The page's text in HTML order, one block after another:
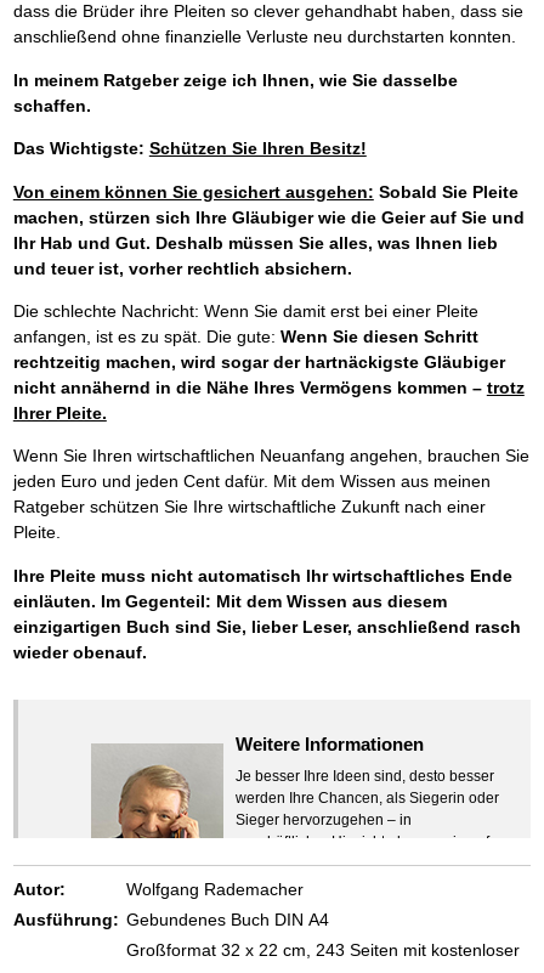
dass die Brüder ihre Pleiten so clever gehandhabt haben, dass sie
anschließend ohne finanzielle Verluste neu durchstarten konnten.
In meinem Ratgeber zeige ich Ihnen, wie Sie dasselbe
schaffen.
Das Wichtigste: Schützen Sie Ihren Besitz!
Von einem können Sie gesichert ausgehen: Sobald Sie Pleite
machen, stürzen sich Ihre Gläubiger wie die Geier auf Sie und
Ihr Hab und Gut. Deshalb müssen Sie alles, was Ihnen lieb
und teuer ist, vorher rechtlich absichern.
Die schlechte Nachricht: Wenn Sie damit erst bei einer Pleite
anfangen, ist es zu spät. Die gute: Wenn Sie diesen Schritt
rechtzeitig machen, wird sogar der hartnäckigste Gläubiger
nicht annähernd in die Nähe Ihres Vermögens kommen – trotz
Ihrer Pleite.
Wenn Sie Ihren wirtschaftlichen Neuanfang angehen, brauchen Sie
jeden Euro und jeden Cent dafür. Mit dem Wissen aus meinen
Ratgeber schützen Sie Ihre wirtschaftliche Zukunft nach einer
Pleite.
Ihre Pleite muss nicht automatisch Ihr wirtschaftliches Ende
einläuten. Im Gegenteil: Mit dem Wissen aus diesem
einzigartigen Buch sind Sie, lieber Leser, anschließend rasch
wieder obenauf.
Weitere Informationen
Je besser Ihre Ideen sind, desto besser
werden Ihre Chancen, als Siegerin oder
Sieger hervorzugehen – in
geschäftlicher Hinsicht ebenso wie auf
beruflichem oder privatem Gebiet. Denn
eins ist todsicher:
Zeigen Sie mit der Maus hierhin, um
Autor:
Wolfgang Rademacher
Ausführung: Gebundenes Buch DIN A4
Großformat 32 x 22 cm, 243 Seiten mit kostenloser